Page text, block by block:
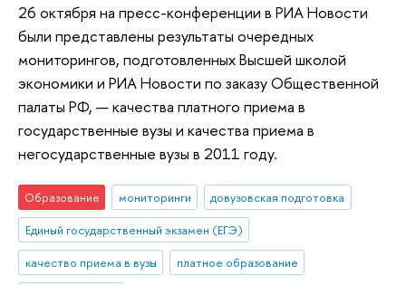
26 октября на пресс-конференции в РИА Новости
были представлены результаты очередных
мониторингов, подготовленных Высшей школой
экономики и РИА Новости по заказу Общественной
палаты РФ, — качества платного приема в
государственные вузы и качества приема в
негосударственные вузы в 2011 году.
Образование мониторинги
довузовская подготовка
Единый государственный экзамен (ЕГЭ)
качество приема в вузы
платное образование